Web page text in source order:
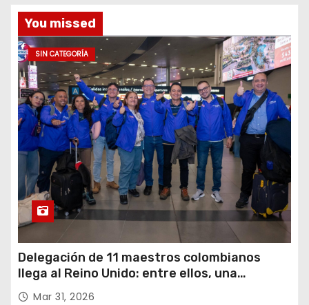
You missed
SIN CATEGORÍA
Delegación de 11 maestros colombianos
llega al Reino Unido: entre ellos, una
destacada profesora de Ubaté
Mar 31, 2026